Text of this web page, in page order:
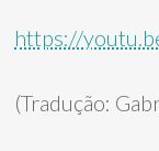
https://
(Tradução: